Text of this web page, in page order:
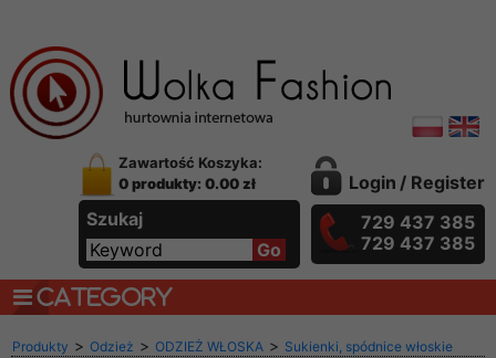
Zawartość Koszyka:
0 produkty: 0.00 zł
Szukaj
Login / Register
729 437 385
729 437 385
CATEGORY
Produkty > Odzież > ODZIEŻ WŁOSKA > Sukienki, spódnice włoskie